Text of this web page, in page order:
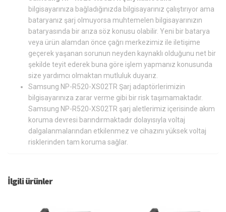
bilgisayarınıza bağladığınızda bilgisayarınız çalıştırıyor ama
bataryanız şarj olmuyorsa muhtemelen bilgisayarınızın
bataryasında bir arıza söz konusu olabilir. Yeni bir batarya
veya ürün alamdan önce çağrı merkezimiz ile iletişime
geçerek yaşanan sorunun neyden kaynaklı olduğunu net bir
şekilde teyit ederek buna göre işlem yapmanız konusunda
size yardımcı olmaktan mutluluk duyarız.
Samsung NP-R520-XS02TR Şarj adaptörlerimizin
bilgisayarınıza zarar verme gibi bir risk taşımamaktadır.
Samsung NP-R520-XS02TR şarj aletlerimiz içerisinde akım
koruma devresi barındırmaktadır dolayısıyla voltaj
dalgalanmalarından etkilenmez ve cihazını yüksek voltaj
risklerinden tam koruma sağlar.
İlgili ürünler